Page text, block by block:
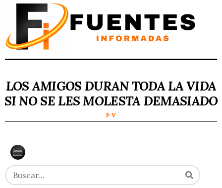
LOS AMIGOS DURAN TODA LA VIDA
SI NO SE LES MOLESTA DEMASIADO
P V